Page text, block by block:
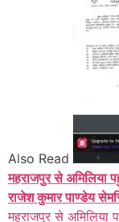
Also Read
महराजपुर से अमिलिया
राजेश कुमार पाण्डेय
महराजपुर से